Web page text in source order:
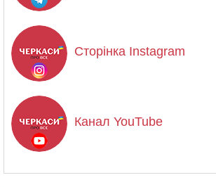
Сторінка Instagram
Канал YouTube